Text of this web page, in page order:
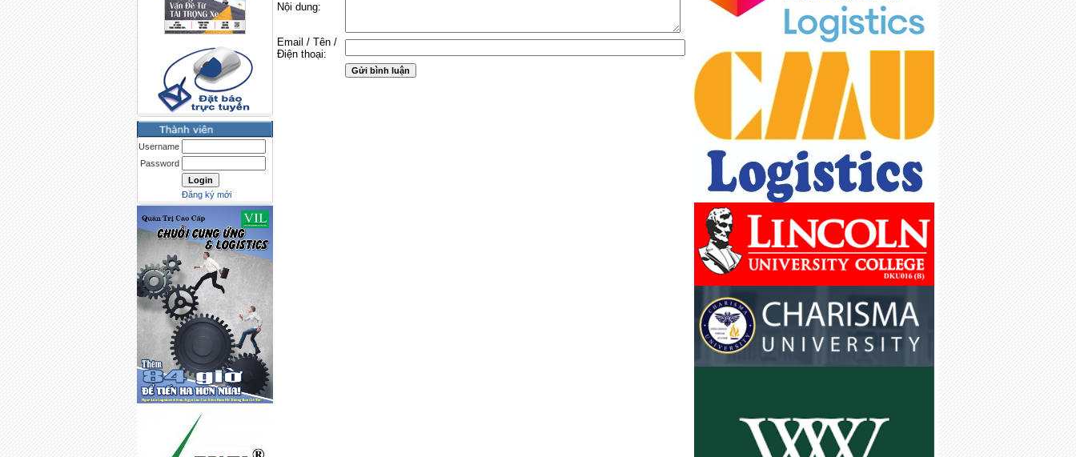
Username
Password
Đăng ký mới
Nội dung:
Email / Tên /
Điện thoại: